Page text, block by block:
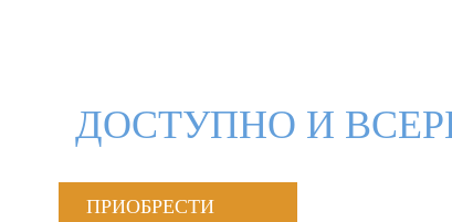
ДОСТУПНО И
ПРИОБРЕСТИ